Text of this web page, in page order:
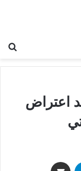
اعتراض
تيلقرام